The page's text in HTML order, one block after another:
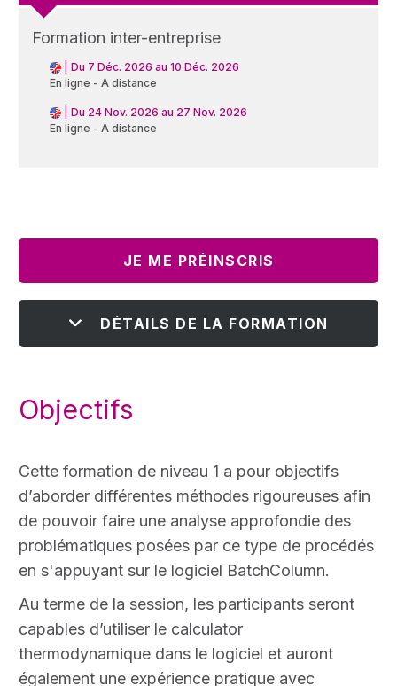
Formation inter-entreprise
Du 7 Déc. 2026 au 10 Déc. 2026
En ligne - A distance
Du 24 Nov. 2026 au 27 Nov. 2026
En ligne - A distance
JE ME PRÉINSCRIS
DÉTAILS DE LA FORMATION
Objectifs
Cette formation de niveau 1 a pour objectifs
d’aborder différentes méthodes rigoureuses afin
de pouvoir faire une analyse approfondie des
problématiques posées par ce type de procédés
en s'appuyant sur le logiciel BatchColumn.
Au terme de la session, les participants seront
capables d’utiliser le calculator
thermodynamique dans le logiciel et auront
également une expérience pratique avec